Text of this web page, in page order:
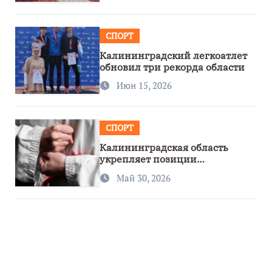
СПОРТ
Калининградский легкоатлет
обновил три рекорда области
Июн 15, 2026
СПОРТ
Калининградская область
укрепляет позиции
спортивного региона
Май 30, 2026